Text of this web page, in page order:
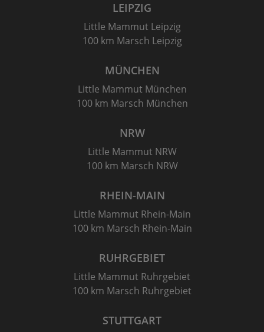
LEIPZIG
Little Mammut Leipzig
100 km Marsch Leipzig
MÜNCHEN
Little Mammut München
100 km Marsch München
NRW
Little Mammut NRW
100 km Marsch NRW
RHEIN-MAIN
Little Mammut Rhein-Main
100 km Marsch Rhein-Main
RUHRGEBIET
Little Mammut Ruhrgebiet
100 km Marsch Ruhrgebiet
STUTTGART